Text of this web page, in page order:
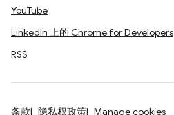
YouTube
LinkedIn 上的 Chrome for Developers
RSS
条款 隐私权政策 Manage cookies